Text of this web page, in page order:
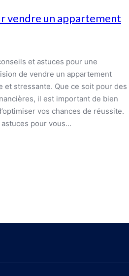
vendre un appartement
et astuces pour une
de vendre un appartement
et stressante. Que ce soit pour des
il est important de bien
vos chances de réussite.
pour vous…